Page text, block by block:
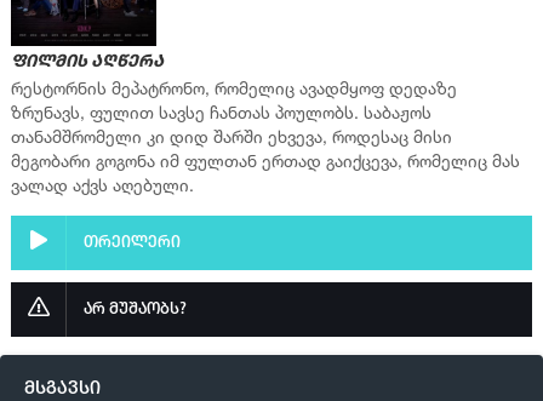
ფილმის აღწერა
რესტორნის მეპატრონო, რომელიც ავადმყოფ დედაზე
ზრუნავს, ფულით სავსე ჩანთას პოულობს. საბაჟოს
თანამშრომელი კი დიდ შარში ეხვევა, როდესაც მისი
მეგობარი გოგონა იმ ფულთან ერთად გაიქცევა, რომელიც მას
ვალად აქვს აღებული.
თრეილერი
არ მუშაობს?
მსგავსი